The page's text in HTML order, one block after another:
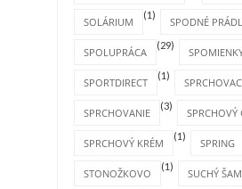
SOLÁRIUM
(1)
SPODNÉ
SPOLUPRÁCA
(29)
SPORTDIRECT
(1)
SPRCHOVANIE
(3)
SPRCHOVÝ
SPRCHOVÝ KRÉM
(1)
SPRING
STONOŽKOVO
(1)
SUCHÝ